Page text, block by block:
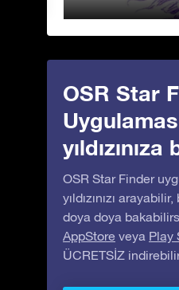
OSR Star
yıldızınıza
OSR Star Finder
yıldızınızı
doya doya
AppStore veya Play
ÜCRETSİZ